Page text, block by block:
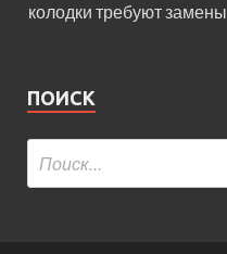
колодки требуют замены
ПОИСК